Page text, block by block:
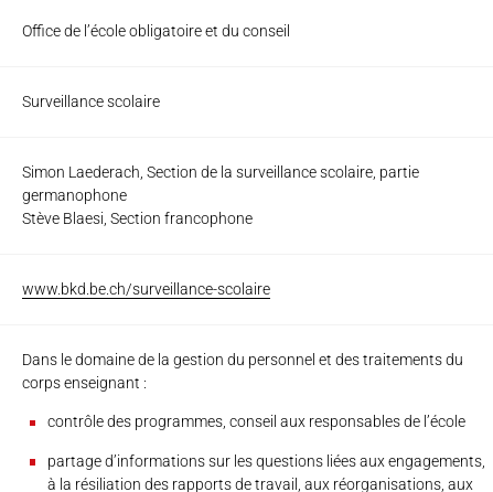
Office de l’école obligatoire et du conseil
Surveillance scolaire
Simon Laederach, Section de la surveillance scolaire, partie
germanophone
Stève Blaesi, Section francophone
www.bkd.be.ch/surveillance-scolaire
Dans le domaine de la gestion du personnel et des traitements du
corps enseignant :
contrôle des programmes, conseil aux responsables de l’école
partage d’informations sur les questions liées aux engagements,
à la résiliation des rapports de travail, aux réorganisations, aux